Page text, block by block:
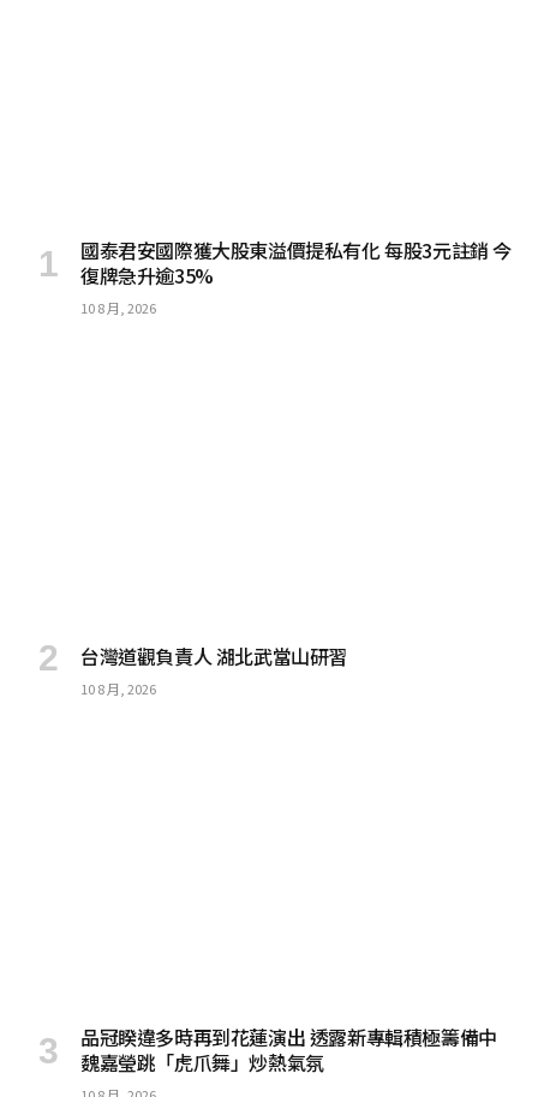
國泰君安國際獲大股東溢價提私有化 每股3元註銷 今
復牌急升逾35%
10 8 月, 2026
台灣道觀負責人 湖北武當山研習
10 8 月, 2026
品冠睽違多時再到花蓮演出 透露新專輯積極籌備中
魏嘉瑩跳「虎爪舞」炒熱氣氛